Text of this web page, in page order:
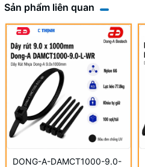
Sản phẩm liên quan
DONG-A-DAMCT1000-9.0-